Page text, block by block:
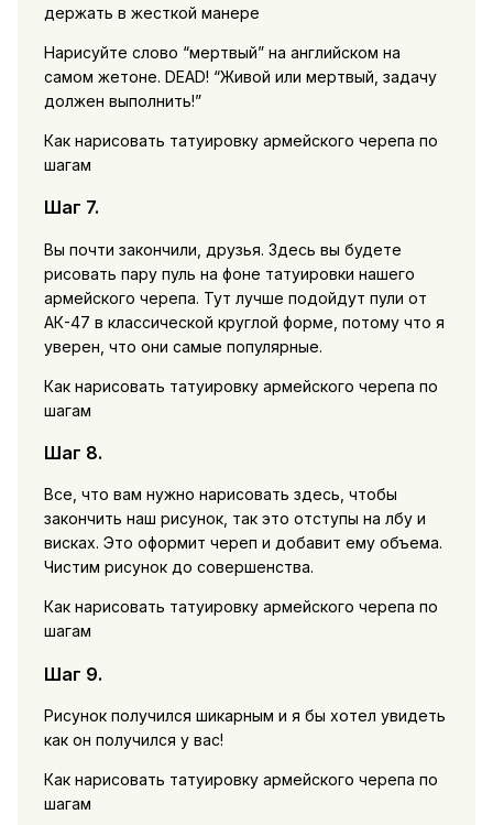
держать в жесткой манере
Нарисуйте слово “мертвый” на английском на
самом жетоне. DEAD! “Живой или мертвый, задачу
должен выполнить!”
Как нарисовать татуировку армейского черепа по
шагам
Шаг 7.
Вы почти закончили, друзья. Здесь вы будете
рисовать пару пуль на фоне татуировки нашего
армейского черепа. Тут лучше подойдут пули от
АК-47 в классической круглой форме, потому что я
уверен, что они самые популярные.
Как нарисовать татуировку армейского черепа по
шагам
Шаг 8.
Все, что вам нужно нарисовать здесь, чтобы
закончить наш рисунок, так это отступы на лбу и
висках. Это оформит череп и добавит ему объема.
Чистим рисунок до совершенства.
Как нарисовать татуировку армейского черепа по
шагам
Шаг 9.
Рисунок получился шикарным и я бы хотел увидеть
как он получился у вас!
Как нарисовать татуировку армейского черепа по
шагам